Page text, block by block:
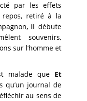
par les effets
retiré à la
il débute
souvenirs,
sur l’homme et
malade que Et
qu’un journal de
au sens de